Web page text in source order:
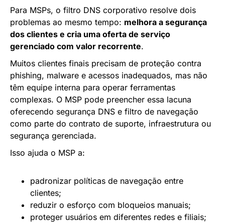
Para MSPs, o filtro DNS corporativo resolve dois
problemas ao mesmo tempo: melhora a segurança
dos clientes e cria uma oferta de serviço
gerenciado com valor recorrente.
Muitos clientes finais precisam de proteção contra
phishing, malware e acessos inadequados, mas não
têm equipe interna para operar ferramentas
complexas. O MSP pode preencher essa lacuna
oferecendo segurança DNS e filtro de navegação
como parte do contrato de suporte, infraestrutura ou
segurança gerenciada.
Isso ajuda o MSP a:
padronizar políticas de navegação entre
clientes;
reduzir o esforço com bloqueios manuais;
proteger usuários em diferentes redes e filiais;